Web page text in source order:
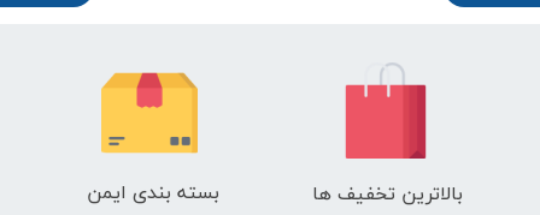
بالاترین تخفیف ها بسته بندی ایمن